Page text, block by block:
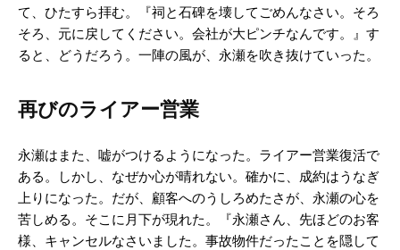
て、ひたすら拝む。『祠と石碑を壊してごめんなさい。そろ
そろ、元に戻してください。会社が大ピンチなんです。』す
ると、どうだろう。一陣の風が、永瀬を吹き抜けていった。
再びのライアー営業
永瀬はまた、嘘がつけるようになった。ライアー営業復活で
ある。しかし、なぜか心が晴れない。確かに、成約はうなぎ
上りになった。だが、顧客へのうしろめたさが、永瀬の心を
苦しめる。そこに月下が現れた。『永瀬さん、先ほどのお客
様、キャンセルなさいました。事故物件だったことを隠して